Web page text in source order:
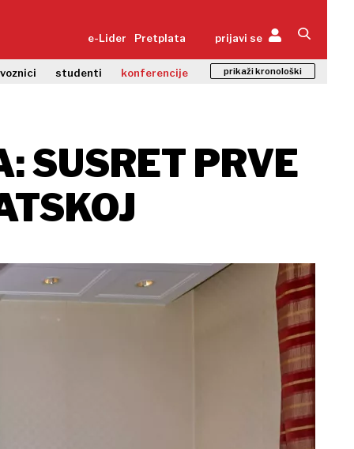
e-Lider Pretplata prijavi se
studenti konferencije prikaži kronološki
SUSRET PRVE